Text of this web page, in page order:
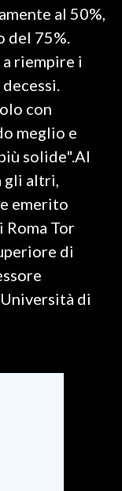
al 50%,
del 75%.
riempire i
con
meglio e
solide".Al
gli altri,
emerito
Tor
di
di